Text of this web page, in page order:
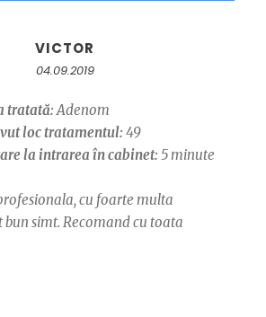
VICTOR
04.09.2019
tratată:Adenom
loc tratamentul: 49
la intrarea în cabinet: 5 minute
cu foarte multa
simt. Recomand cu toata